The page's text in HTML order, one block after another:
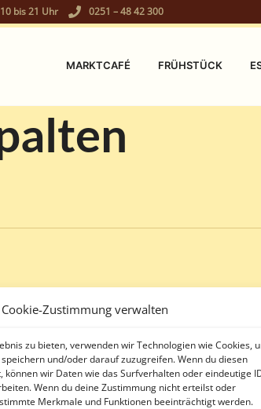
Cookie-Zustimmung verwalten
zu bieten, verwenden wir Technologien wie Cookies,
und/oder darauf zuzugreifen. Wenn du diesen
können wir Daten wie das Surfverhalten oder eindeutige
Wenn du deine Zustimmung nicht erteilst oder
Merkmale und Funktionen beeinträchtigt werden.
bis 21 Uhr 0251 – 48 42 300
MARKTCAFÉ FRÜHSTÜCK